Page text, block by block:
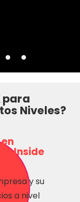
para
Niveles?
Inside
y su
a nivel